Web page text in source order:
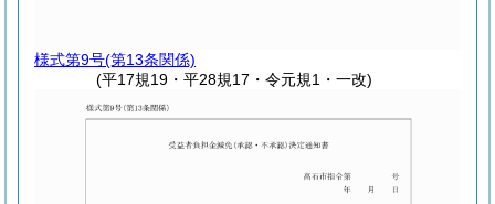
様式第9号(第13条関係)
(平17規19・平28規17・令元規1・一改)